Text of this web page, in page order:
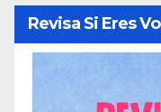
Revisa Si Eres